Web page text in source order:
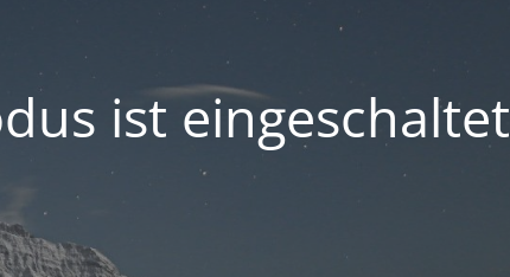
ist eingeschaltet